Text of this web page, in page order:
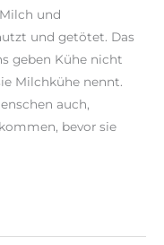
und
und getötet. Das
geben Kühe nicht
Milchkühe nennt.
auch,
bevor sie